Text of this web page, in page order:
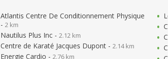
Atlantis Centre De Conditionnement Physique
- 2 km
Nautilus Plus Inc - 2.12 km
Centre de Karaté Jacques Dupont - 2.14 km
Energie Cardio - 2.76 km